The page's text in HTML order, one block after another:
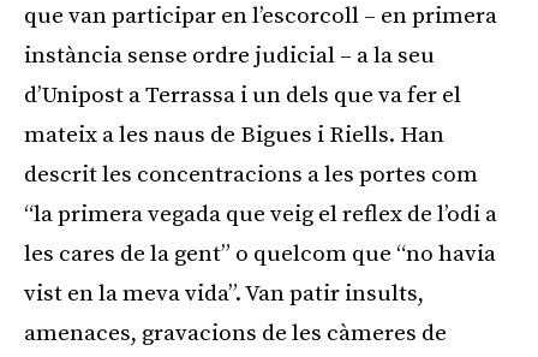
que van participar en l’escorcoll – en primera
instància sense ordre judicial – a la seu
d’Unipost a Terrassa i un dels que va fer el
mateix a les naus de Bigues i Riells. Han
descrit les concentracions a les portes com
“la primera vegada que veig el reflex de l’odi a
les cares de la gent” o quelcom que “no havia
vist en la meva vida”. Van patir insults,
amenaces, gravacions de les càmeres de